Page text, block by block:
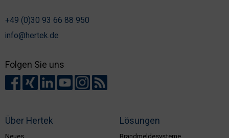
Über Hertek
Neues
Lösungen
Brandmeldesysteme
+49 (0)30 93 66 88 950
info@hertek.de
Folgen Sie uns